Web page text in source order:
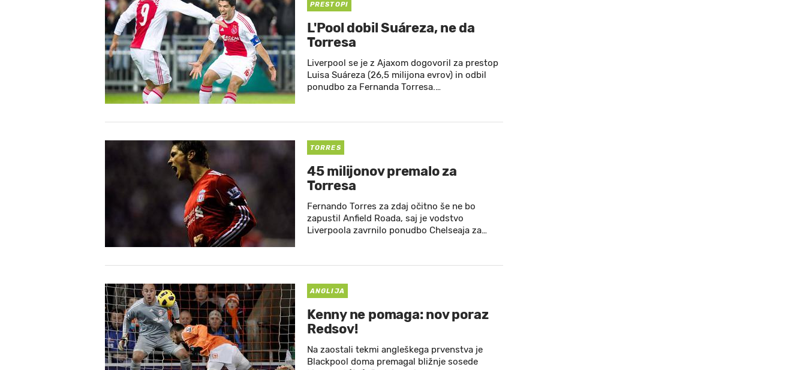
PRESTOPI
L'Pool dobil Suáreza, ne da
Torresa
Liverpool se je z Ajaxom dogovoril za prestop
Luisa Suáreza (26,5 milijona evrov) in odbil
ponudbo za Fernanda Torresa.…
TORRES
45 milijonov premalo za
Torresa
Fernando Torres za zdaj očitno še ne bo
zapustil Anfield Roada, saj je vodstvo
Liverpoola zavrnilo ponudbo Chelseaja za…
ANGLIJA
Kenny ne pomaga: nov poraz
Redsov!
Na zaostali tekmi angleškega prvenstva je
Blackpool doma premagal bližnje sosede